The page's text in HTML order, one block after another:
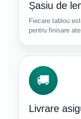
Șasiu de
Fiecare tablou
pentru finisare
🚚
Livrare